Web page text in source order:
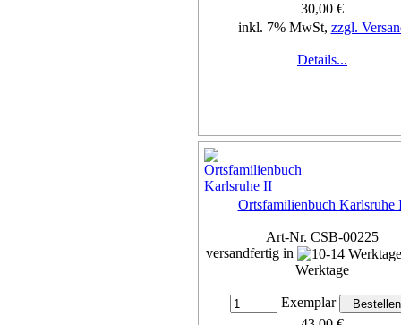
30,00 €
inkl. 7% MwSt, zzgl.
Details...
Ortsfamilienbuch Karlsruhe
Art-Nr. CSB-00225
versandfertig in
Werktage
Exemplar